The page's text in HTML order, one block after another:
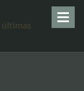
últimas